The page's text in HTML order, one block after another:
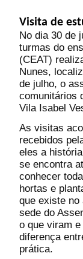
Visita de
No dia 30 de
turmas do
(CEAT)
Nunes,
de julho, o
comunitários
Vila Isabel
As visitas
recebidos
eles a
se encontra
conhecer
hortas e
que existe no
sede do
o que viram
diferença
prática.